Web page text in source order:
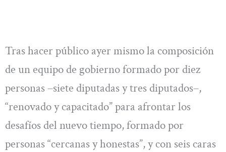
Tras hacer público ayer mismo la composición
de un equipo de gobierno formado por diez
personas –siete diputadas y tres diputados–,
“renovado y capacitado” para afrontar los
desafíos del nuevo tiempo, formado por
personas “cercanas y honestas”, y con seis caras